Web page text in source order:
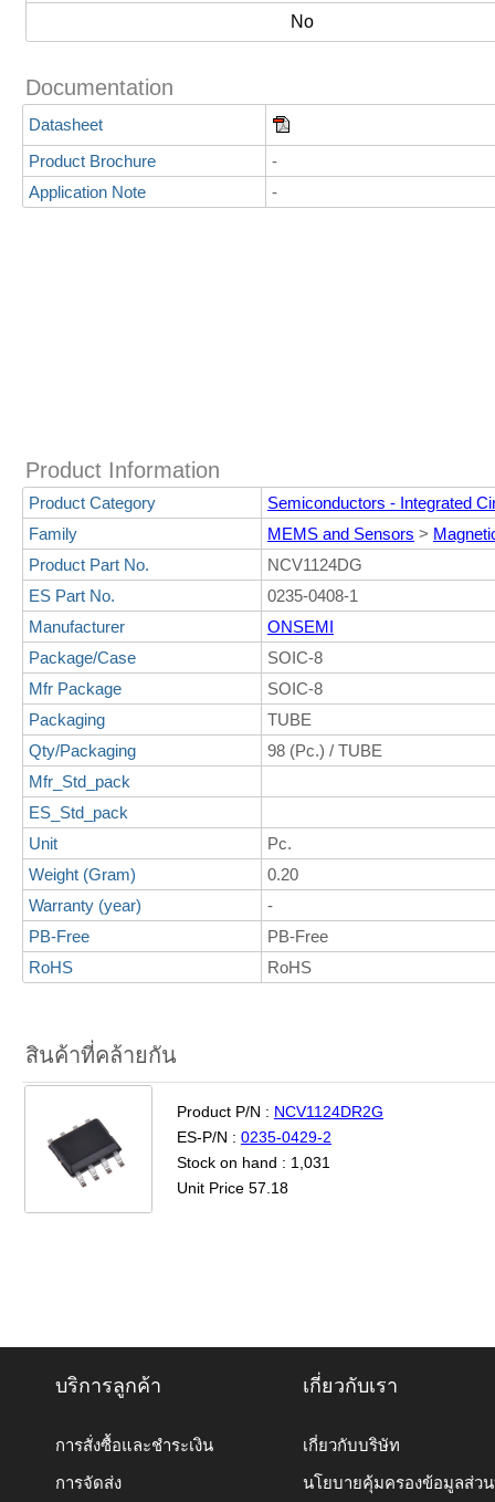
No
Documentation
Datasheet
Product Brochure
-
Application Note
-
Product Information
Product Category
Semiconductors - Integrated
Family
MEMS and Sensors >
Product Part No.
NCV1124DG
ES Part No.
0235-0408-1
Manufacturer
ONSEMI
Package/Case
SOIC-8
Mfr Package
SOIC-8
Packaging
TUBE
Qty/Packaging
98 (Pc.) / TUBE
Mfr_Std_pack
ES_Std_pack
Unit
Pc.
Weight (Gram)
0.20
Warranty (year)
-
PB-Free
PB-Free
RoHS
RoHS
สินค้าที่คล้ายกัน
Product P/N : NCV1124DR2G
ES-P/N : 0235-0429-2
Stock on hand : 1,031
Unit Price 57.18
บริการลูกค้า
การสั่งซื้อและชำระเงิน
การจัดส่ง
เกี่ยวกับเรา
เกี่ยวกับบริษัท
นโยบายคุ้มครองข้อมูลส่ว